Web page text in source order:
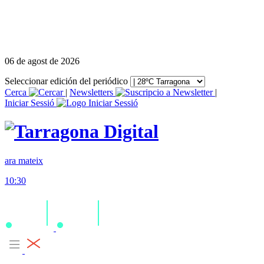
06 de agost de 2026
Seleccionar edición del periódico
Cerca
| Newsletters
|
Iniciar Sessió
ara mateix
10:30